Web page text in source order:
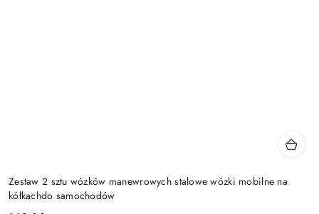
Zestaw 2 sztu wózków manewrowych stalowe wózki mobilne na
kółkachdo samochodów